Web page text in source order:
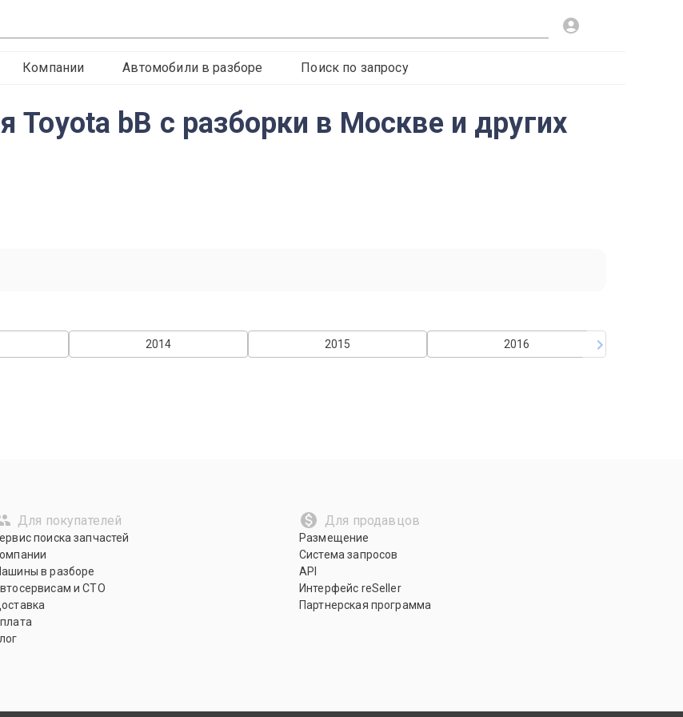
Компании Автомобили в разборе Поиск по запросу
Toyota bB с разборки в Москве и других
2016
2015
2014
Для покупателей
поиска запчастей
в разборе
и СТО
Для продавцов
Размещение
Система запросов
API
Интерфейс reSeller
Партнерская программа